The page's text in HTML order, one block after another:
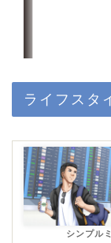
ライフスタ
シンプル